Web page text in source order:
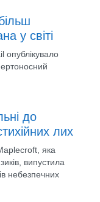
у світі
опублікувало
до
лих
яка
випустила
небезпечних